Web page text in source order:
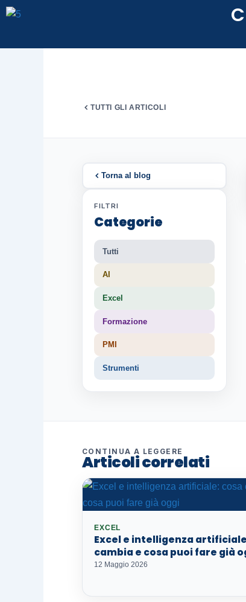
Vai
TUTTI GLI ARTICOLI
Torna al blog
FILTRI
Categorie
Tutti
AI
Excel
Formazione
PMI
Strumenti
CONTINUA A LEGGERE
Articoli correlati
EXCEL
Excel e intelligenza
cambia e cosa puoi fare già
12 Maggio 2026